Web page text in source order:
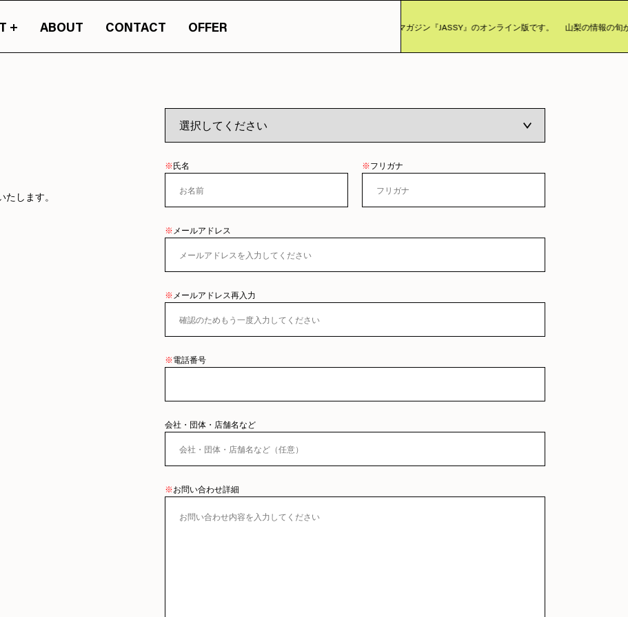
ABOUT CONTACT OFFER
まったカルチャーマガジン『JASSY』のオンライン版です。 山梨の情報の旬が詰まったカルチャーマガジン『JASSY』のオンライン版です。 山梨の情報の旬が
します。
※氏名 ※フリガナ
※ メールアドレス
※ メールアドレス再入力
※電話番号
会社・団体・店舗名など
※お問い合わせ詳細